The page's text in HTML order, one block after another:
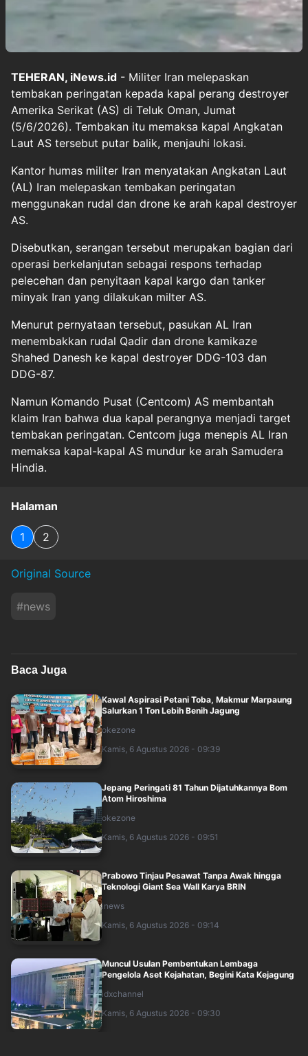
TEHERAN, iNews.id - Militer Iran melepaskan
tembakan peringatan kepada kapal perang destroyer
Amerika Serikat (AS) di Teluk Oman, Jumat
(5/6/2026). Tembakan itu memaksa kapal Angkatan
Laut AS tersebut putar balik, menjauhi lokasi.
Kantor humas militer Iran menyatakan Angkatan Laut
(AL) Iran melepaskan tembakan peringatan
menggunakan rudal dan drone ke arah kapal destroyer
AS.
Disebutkan, serangan tersebut merupakan bagian dari
operasi berkelanjutan sebagai respons terhadap
pelecehan dan penyitaan kapal kargo dan tanker
minyak Iran yang dilakukan milter AS.
Menurut pernyataan tersebut, pasukan AL Iran
menembakkan rudal Qadir dan drone kamikaze
Shahed Danesh ke kapal destroyer DDG-103 dan
DDG-87.
Namun Komando Pusat (Centcom) AS membantah
klaim Iran bahwa dua kapal perangnya menjadi target
tembakan peringatan. Centcom juga menepis AL Iran
memaksa kapal-kapal AS mundur ke arah Samudera
Hindia.
Halaman
1 2
Original Source
#news
Baca Juga
Kawal Aspirasi Petani Toba, Makmur Marpaung
Salurkan 1 Ton Lebih Benih Jagung
okezone
Kamis, 6 Agustus 2026 - 09:39
Jepang Peringati 81 Tahun Dijatuhkannya Bom
Atom Hiroshima
okezone
Kamis, 6 Agustus 2026 - 09:51
Prabowo Tinjau Pesawat Tanpa Awak hingga
Teknologi Giant Sea Wall Karya BRIN
inews
Kamis, 6 Agustus 2026 - 09:14
Muncul Usulan Pembentukan Lembaga
Pengelola Aset Kejahatan, Begini Kata Kejagung
idxchannel
Kamis, 6 Agustus 2026 - 09:30